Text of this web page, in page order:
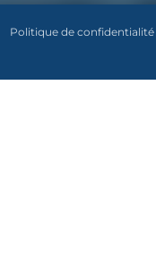
Politique de confidentialité